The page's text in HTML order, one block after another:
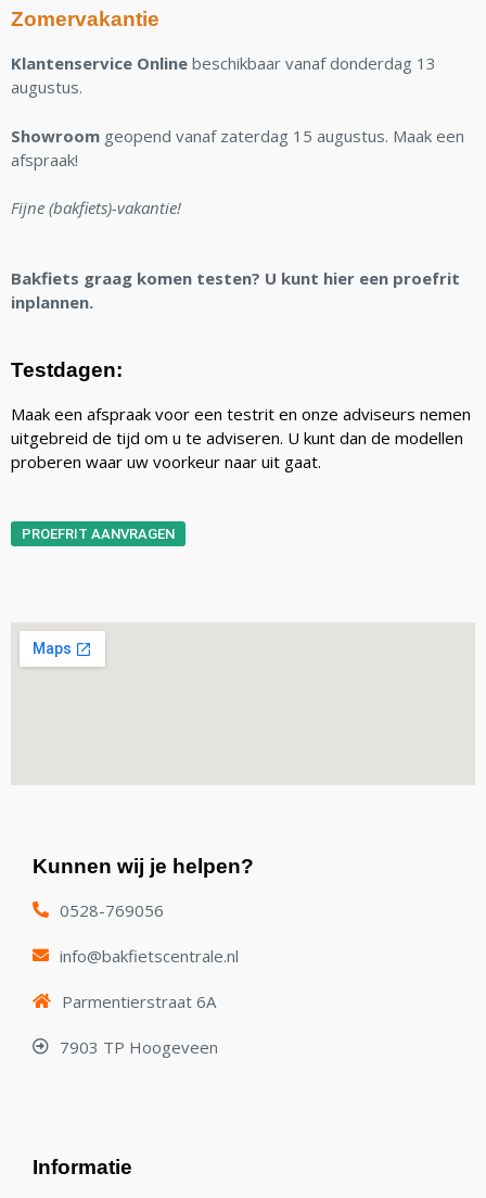
Zomervakantie
Klantenservice Online beschikbaar vanaf donderdag 13
augustus.
Showroom geopend vanaf zaterdag 15 augustus. Maak een
afspraak!
Fijne (bakfiets)-vakantie!
Bakfiets graag komen testen? U kunt hier een proefrit
inplannen.
Testdagen:
Maak een afspraak voor een testrit en onze adviseurs nemen
uitgebreid de tijd om u te adviseren. U kunt dan de modellen
proberen waar uw voorkeur naar uit gaat.
PROEFRIT AANVRAGEN
Kunnen wij je helpen?
0528-769056
info@bakfietscentrale.nl
Parmentierstraat 6A
7903 TP Hoogeveen
Informatie